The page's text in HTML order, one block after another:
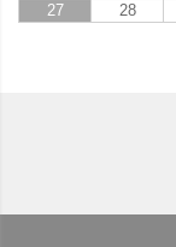
27
28